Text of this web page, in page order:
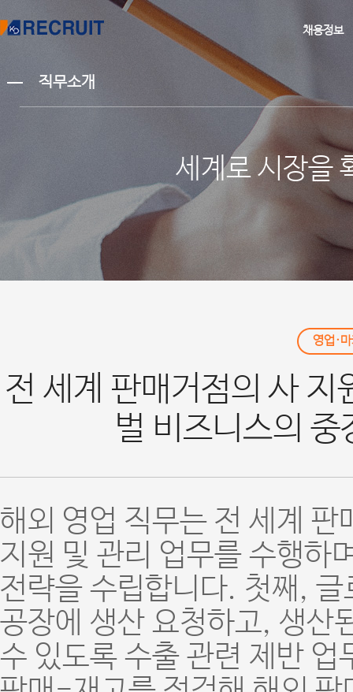
채용정보
직무소개
세계로 시장을
영업·
전 세계 판매거점의 사 지
벌 비즈니스의
해외 영업 직무는 전 세계
지원 및 관리 업무를 수행하
전략을 수립합니다. 첫째,
공장에 생산 요청하고, 생산
수 있도록 수출 관련 제반